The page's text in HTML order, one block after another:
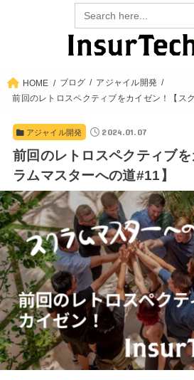
for:
HOME ブログ
アジャイル開発
前回のレトロスペクティブをカイゼン！【ス
アジャイル開発 2024.01.07
前回のレトロスペクティブ
ラムマスターへの道#11】